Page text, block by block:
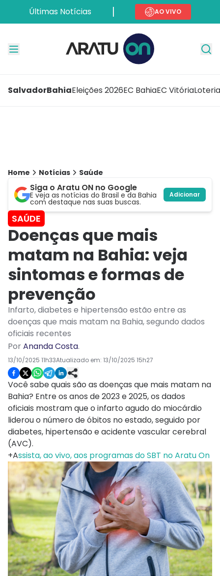
Últimas Notícias AO VIVO
SalvadorBahiaEleições 2026EC BahiaEC Vitória
Home Notícias Saúde
Siga o Aratu ON no Google
E veja as notícias do Brasil e da Bahia
com destaque nas suas buscas.
Adicionar
SAÚDE
Doenças que mais
matam na Bahia: veja
sintomas e formas de
prevenção
Infarto, diabetes e hipertensão estão entre as
doenças que mais matam na Bahia, segundo dados
oficiais recentes
PorAnanda Costa.
13/10/2025 11h33Atualizado em: 13/10/2025 15h27
Você sabe quais são as doenças que mais matam na
Bahia? Entre os anos de 2023 e 2025, os dados
oficiais mostram que o infarto agudo do miocárdio
liderou o número de óbitos no estado, seguido por
diabetes, hipertensão e acidente vascular cerebral
(AVC).
+Assista, ao vivo, aos programas do SBT no Aratu On